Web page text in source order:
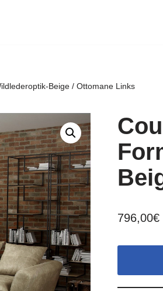
Beige / Ottomane Links
796,00€